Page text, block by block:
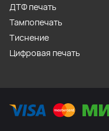
ДТФ печать
Тампопечать
Тиснение
Цифровая печать